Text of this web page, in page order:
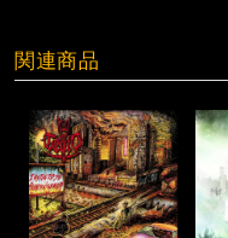
関連商品